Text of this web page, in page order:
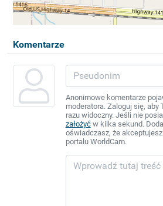
Komentarze
Anonimowe komentarze
moderatora. Zaloguj się, aby
razu widoczny. Jeśli nie
założyćw kilka sekund.
oświadczasz, że akceptujesz
portalu WorldCam.